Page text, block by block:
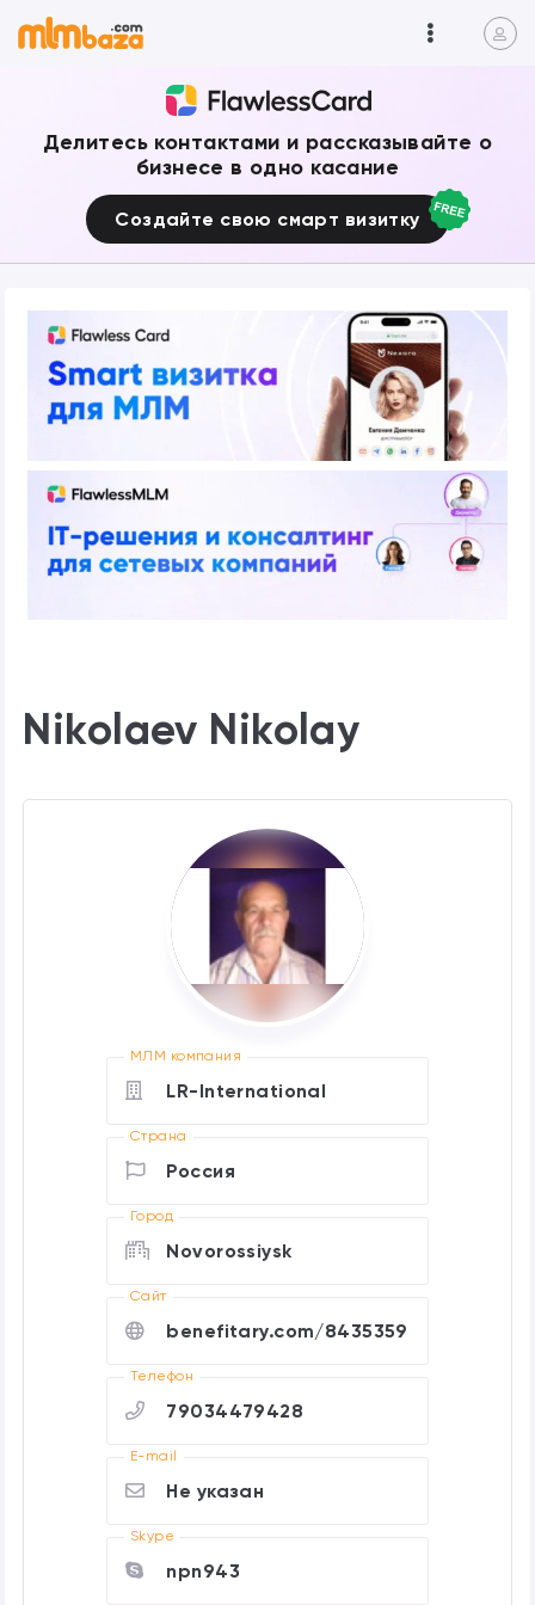
Делитесь контактами и рассказывайте о
бизнесе в одно касание
Создайте свою смарт визитку
Nikolaev Nikolay
МЛМ компания
LR-International
Страна
Россия
Город
Novorossiysk
Cайт
benefitary.com/8435359
Телефон
79034479428
E-mail
Не указан
Skype
npn943